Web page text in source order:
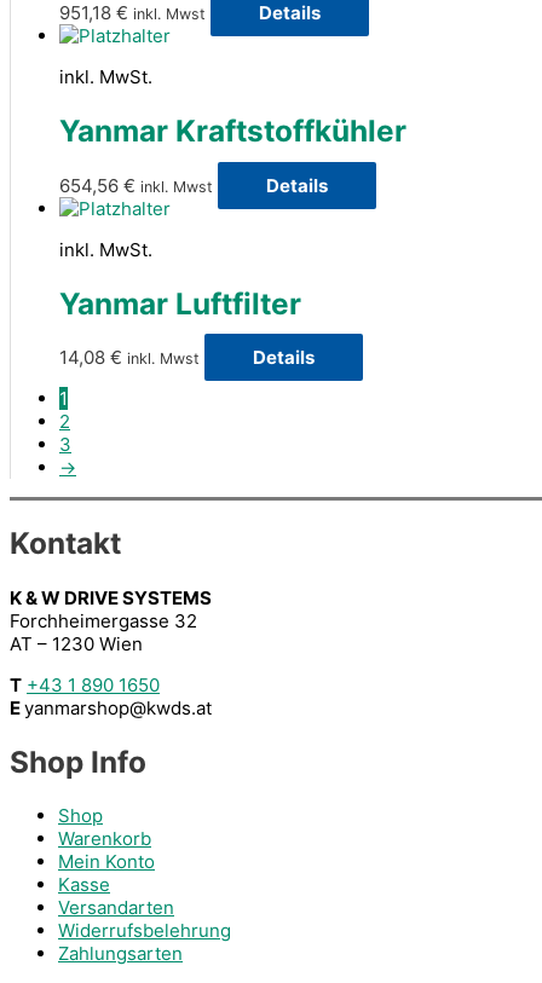
951,18 € inkl. Mwst Details
inkl. MwSt.
Yanmar Kraftstoffkühler
654,56 € inkl. Mwst Details
inkl. MwSt.
Yanmar Luftfilter
14,08 € inkl. Mwst
Details
1
2
3
→
Kontakt
K & W DRIVE SYSTEMS
Forchheimergasse 32
AT – 1230 Wien
T +43 1 890 1650
Eyanmarshop@kwds.at
Shop Info
Shop
Warenkorb
Mein Konto
Kasse
Versandarten
Widerrufsbelehrung
Zahlungsarten